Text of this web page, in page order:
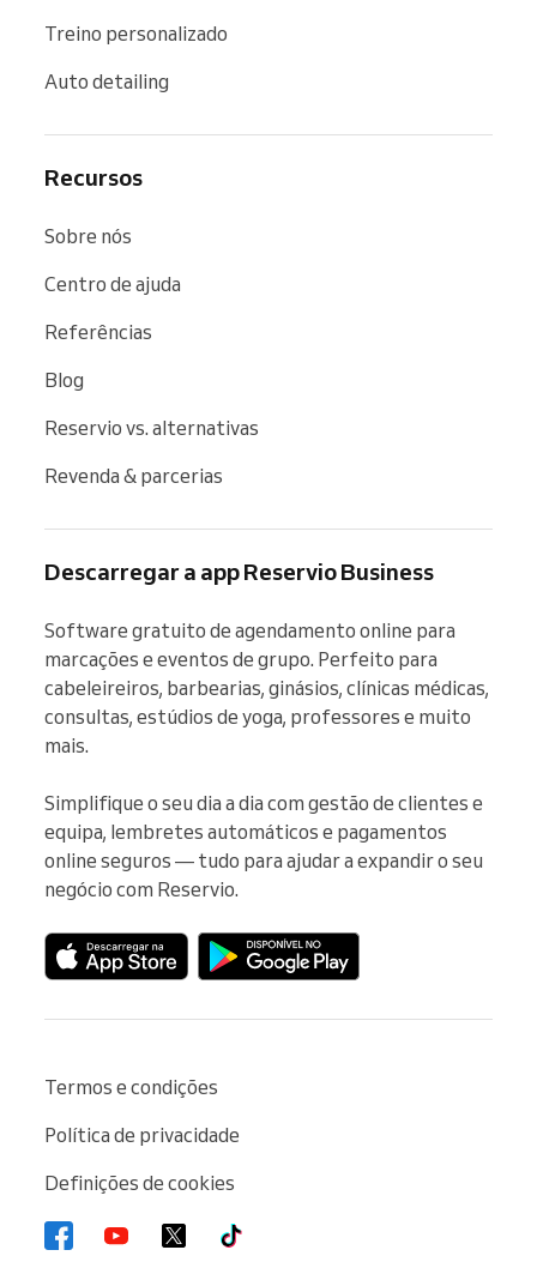
Treino personalizado
Auto detailing
Recursos
Sobre nós
Centro de ajuda
Referências
Blog
Reservio vs. alternativas
Revenda & parcerias
Descarregar a app Reservio Business
Software gratuito de agendamento online para
marcações e eventos de grupo. Perfeito para
cabeleireiros, barbearias, ginásios, clínicas médicas,
consultas, estúdios de yoga, professores e muito
mais.
Simplifique o seu dia a dia com gestão de clientes e
equipa, lembretes automáticos e pagamentos
online seguros — tudo para ajudar a expandir o seu
negócio com Reservio.
Termos e condições
Política de privacidade
Definições de cookies